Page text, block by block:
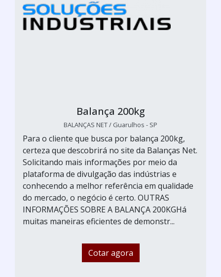
Balança 200kg
BALANÇAS NET / Guarulhos - SP
Para o cliente que busca por balança 200kg,
certeza que descobrirá no site da Balanças Net.
Solicitando mais informações por meio da
plataforma de divulgação das indústrias e
conhecendo a melhor referência em qualidade
do mercado, o negócio é certo. OUTRAS
INFORMAÇÕES SOBRE A BALANÇA 200KGHá
muitas maneiras eficientes de demonstr...
Cotar agora